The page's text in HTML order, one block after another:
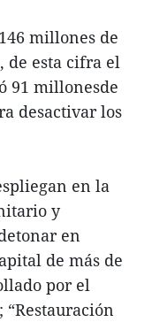
millones de
de esta cifra el
91 millonesde
desactivar los
en la
y
en
de más de
por el
“Restauración